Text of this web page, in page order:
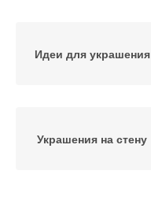
Идеи для украшения
Украшения на стену